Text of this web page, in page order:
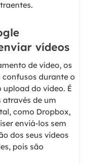
vídeos
de vídeo, os
durante o
do vídeo. É
de um
como Dropbox,
enviá-los sem
dos seus vídeos
pois são